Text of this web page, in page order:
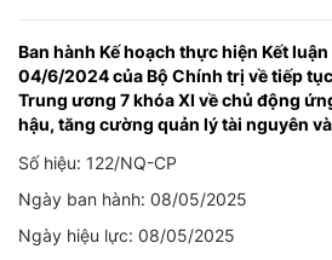
Ban hành Kế hoạch thực hiện Kết
04/6/2024 của Bộ Chính trị về tiếp
Trung ương 7 khóa XI về chủ động
hậu, tăng cường quản lý tài nguyên
Số hiệu: 122/NQ-CP
Ngày ban hành: 08/05/2025
Ngày hiệu lực: 08/05/2025